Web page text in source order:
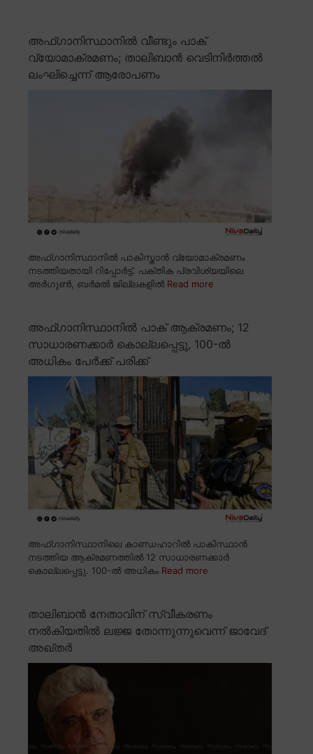
അഫ്ഗാനിസ്ഥാനിൽ വീണ്ടും പാക്
വ്യോമാക്രമണം; താലിബാൻ വെടിനിർത്തൽ
ലംഘിച്ചെന്ന് ആരോപണം
അഫ്ഗാനിസ്ഥാനിൽ പാകിസ്താൻ വ്യോമാക്രമണം
നടത്തിയതായി റിപ്പോർട്ട്. പക്തിക പ്രവിശ്യയിലെ
അർഗുൺ, ബർമൽ ജില്ലകളിൽ Read more
അഫ്ഗാനിസ്ഥാനിൽ പാക് ആക്രമണം; 12
സാധാരണക്കാർ കൊല്ലപ്പെട്ടു, 100-ൽ
അധികം പേർക്ക് പരിക്ക്
അഫ്ഗാനിസ്ഥാനിലെ കാണ്ഡഹാറിൽ പാകിസ്ഥാൻ
നടത്തിയ ആക്രമണത്തിൽ 12 സാധാരണക്കാർ
കൊല്ലപ്പെട്ടു. 100-ൽ അധികം Read more
താലിബാൻ നേതാവിന് സ്വീകരണം
നൽകിയതിൽ ലജ്ജ തോന്നുന്നുവെന്ന് ജാവേദ്
അഖ്തർ